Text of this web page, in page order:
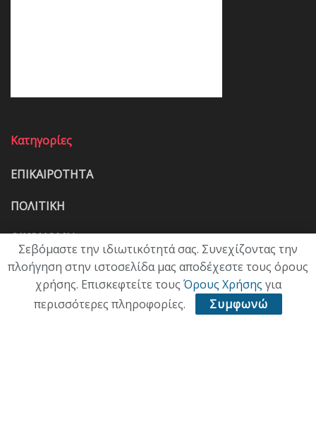
Κατηγορίες
ΕΠΙΚΑΙΡΟΤΗΤΑ
ΠΟΛΙΤΙΚΗ
ΟΙΚΟΝΟΜΙΑ
ΠΟΛΙΤΙΣΜΟΣ
ΥΓΕΙΑ
Σεβόμαστε την ιδιωτικότητά σας. Συνεχίζοντας την
πλοήγηση στην ιστοσελίδα μας αποδέχεστε τους όρους
χρήσης. Επισκεφτείτε τους Όρους Χρήσης για
περισσότερες πληροφορίες.
Συμφωνώ